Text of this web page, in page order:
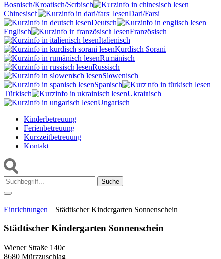
Bosnisch/Kroatisch/Serbisch
Chinesisch
Dari/Farsi
Deutsch
Englisch
Französisch
Italienisch
Kurdisch Sorani‎
Rumänisch
Russisch
Slowenisch
Spanisch
Türkisch
Ukrainisch
Ungarisch
Kinderbetreuung
Ferienbetreuung
Kurzzeitbetreuung
Kontakt
Suche:
Einrichtungen Städtischer Kindergarten Sonnenschein
Städtischer Kindergarten Sonnenschein
Wiener Straße 140c
8680 Mürzzuschlag